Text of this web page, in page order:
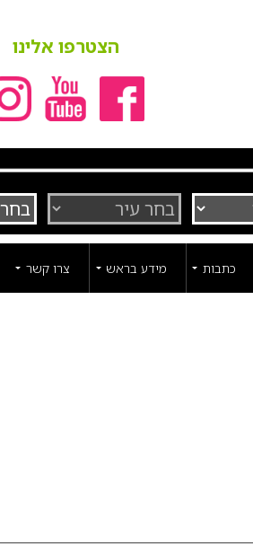
הצטרפו אלינו
כתבות מידע בראש צרו קשר